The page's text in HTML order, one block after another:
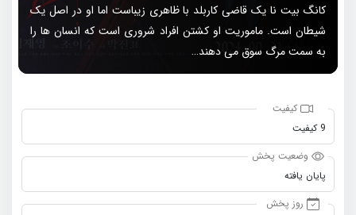
کانگ بیت نا یک قاضی کاربلد با ظاهری زیباست اما او در اصل یک
شیطان است. ماموریت او کشتن افراد شروری است که انسان ها را
به سمت مرگ سوق می دهند…
کیفیت
9 کیفیت
وضعیت پخش
پایان یافته
روز پخش